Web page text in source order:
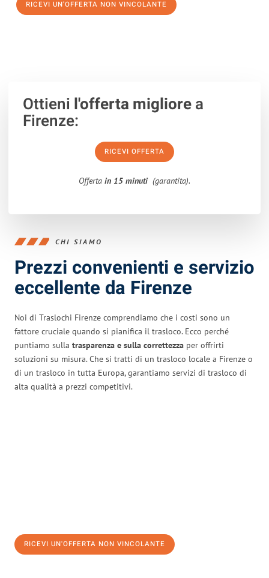
RICEVI UN'OFFERTA NON VINCOLANTE
Ottieni l'offerta migliorea
Firenze:
RICEVI OFFERTA
Offerta in 15 minuti (garantita).
CHI SIAMO
Prezzi convenienti e servizio
eccellente da Firenze
Noi di Traslochi Firenze comprendiamo che i costi sono un
fattore cruciale quando si pianifica il trasloco. Ecco perché
puntiamo sulla trasparenza e sulla correttezza per offrirti
soluzioni su misura. Che si tratti di un trasloco locale a Firenze o
di un trasloco in tutta Europa, garantiamo servizi di trasloco di
alta qualità a prezzi competitivi.
RICEVI UN'OFFERTA NON VINCOLANTE